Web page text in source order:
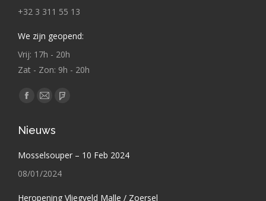
+32 3 311 55 13
We zijn geopend:
Vrij: 17h - 20h
Zat - Zon: 9h - 20h
Vind ons op:
Facebook
opens
window
Mail
opens
window
Foursquare
Nieuws
Mosselsouper – 10 Feb 2024
08/01/2024
Heropening Vliegveld Malle / Zoersel